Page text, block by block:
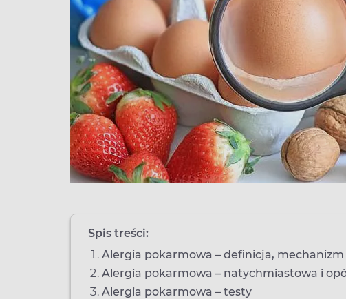
Spis treści:
Alergia pokarmowa – definicja,
Alergia pokarmowa – natychmiastowa i
Alergia pokarmowa – testy